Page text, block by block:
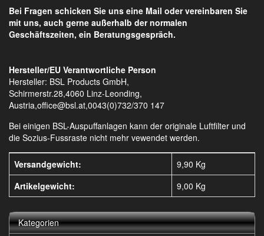
Bei Fragen schicken Sie uns eine Mail oder vereinbaren Sie
mit uns, auch gerne außerhalb der normalen
Geschäftszeiten, ein Beratungsgespräch.
Hersteller/EU Verantwortliche Person
Hersteller: BSL Products GmbH,
Schirmerstr.28,4060 Linz-Leonding,
Austria,office@bsl.at,0043(0)732/370 147
Bei einigen BSL-Auspuffanlagen kann der originale Luftfilter und
die Sozius-Fussraste nicht mehr vewendet werden.
Versandgewicht:
9,90 Kg
Artikelgewicht:
9,00 Kg
Kategorien